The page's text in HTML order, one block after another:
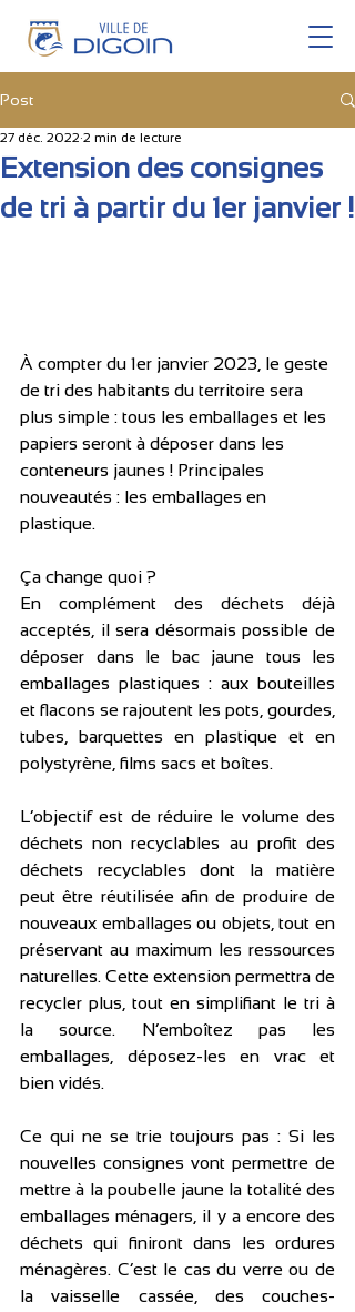
Post
Extension des consignes
de tri à partir du 1er janvier !
27 déc. 2022 2 min de lecture
À compter du 1er janvier 2023, le geste
de tri des habitants du territoire sera
plus simple : tous les emballages et les
papiers seront à déposer dans les
conteneurs jaunes ! Principales
nouveautés : les emballages en
plastique.
Ça change quoi ?
En complément des déchets déjà
acceptés, il sera désormais possible de
déposer dans le bac jaune tous les
emballages plastiques : aux bouteilles
et flacons se rajoutent les pots, gourdes,
tubes, barquettes en plastique et en
polystyrène, films sacs et boîtes.
L’objectif est de réduire le volume des
déchets non recyclables au profit des
déchets recyclables dont la matière
peut être réutilisée afin de produire de
nouveaux emballages ou objets, tout en
préservant au maximum les ressources
naturelles. Cette extension permettra de
recycler plus, tout en simplifiant le tri à
la source. N’emboîtez pas les
emballages, déposez-les en vrac et
bien vidés.
Ce qui ne se trie toujours pas : Si les
nouvelles consignes vont permettre de
mettre à la poubelle jaune la totalité des
emballages ménagers, il y a encore des
déchets qui finiront dans les ordures
ménagères. C’est le cas du verre ou de
la vaisselle cassée, des couches-